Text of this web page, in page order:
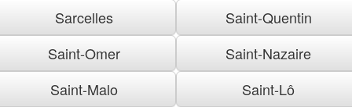
Sarcelles
Saint-Quentin
Saint-Omer
Saint-Nazaire
Saint-Malo
Saint-Lô